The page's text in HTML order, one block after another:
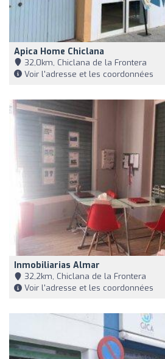
Apica Home Chiclana
32,0km, Chiclana de la Frontera
Voir l'adresse et les coordonnées
Inmobiliarias Almar
32,2km, Chiclana de la Frontera
Voir l'adresse et les coordonnées